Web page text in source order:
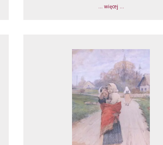
... więcej ...